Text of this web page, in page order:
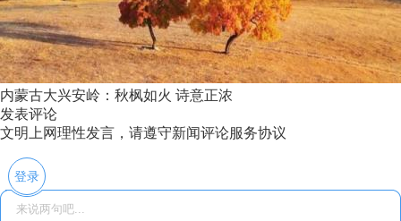
内蒙古大兴安岭：秋枫如火 诗意正浓
发表评论
文明上网理性发言，请遵守新闻评论服务协议
登录